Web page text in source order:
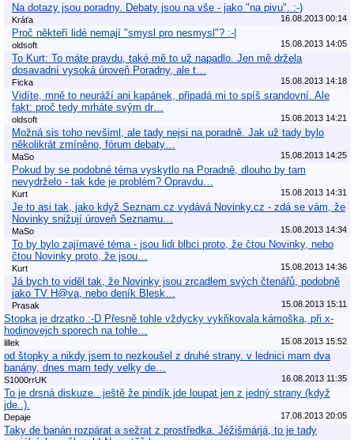
Na dotazy jsou poradny. Debaty jsou na vše - jako "na pivu". :-)
Kráťa 16.08.2013 00:14
Proč někteří lidé nemají "smysl pro nesmysl"? :-|
oldsoft 15.08.2013 14:05
To Kurt: To máte pravdu, také mě to už napadlo. Jen mě držela
dosavadní vysoká úroveň Poradny, ale t…
Ficka 15.08.2013 14:18
Vidíte, mně to neuráží ani kapánek, připadá mi to spíš srandovní. Ale
fakt: proč tedy mrháte svým dr…
oldsoft 15.08.2013 14:21
Možná sis toho nevšiml, ale tady nejsi na poradně. Jak už tady bylo
několikrát zmíněno, fórum debaty…
MaSo 15.08.2013 14:25
Pokud by se podobné téma vyskytlo na Poradně, dlouho by tam
nevydrželo - tak kde je problém? Opravdu…
Kurt 15.08.2013 14:31
Je to asi tak, jako když Seznam.cz vydává Novinky.cz - zdá se vám, že
Novinky snižují úroveň Seznamu…
MaSo 15.08.2013 14:34
To by bylo zajímavé téma - jsou lidi blbci proto, že čtou Novinky, nebo
čtou Novinky proto, že jsou…
Kurt 15.08.2013 14:36
Já bych to viděl tak, že Novinky jsou zrcadlem svých čtenářů, podobně
jako TV H@va, nebo deník Blesk…
Prasak 15.08.2013 15:11
Stopka je drzatko :-D Přesně tohle vždycky vykřikovala kámoška, při x-
hodinovejch sporech na tohle…
lillek 15.08.2013 15:52
od štopky a nikdy jsem to nezkoušel z druhé strany. v lednici mam dva
banány, dnes mam tedy velky de…
S1000rrUK 16.08.2013 11:35
To je drsná diskuze...ještě že pindík jde loupat jen z jedný strany (když
jde..).
Depaje 17.08.2013 20:05
Taky de banán rozpárat a sežrat z prostředka. Jéžišmárjá, to je tady